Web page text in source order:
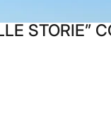
STORIE”